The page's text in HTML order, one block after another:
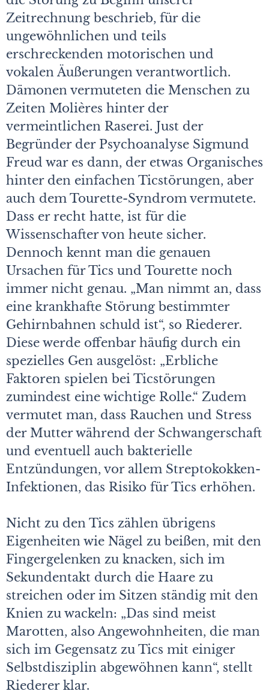
Zeitrechnung beschrieb, für die
ungewöhnlichen und teils
erschreckenden motorischen und
vokalen Äußerungen verantwortlich.
Dämonen vermuteten die Menschen zu
Zeiten Molières hinter der
vermeintlichen Raserei. Just der
Begründer der Psychoanalyse Sigmund
Freud war es dann, der etwas Organisches
hinter den einfachen Ticstörungen, aber
auch dem Tourette-Syndrom vermutete.
Dass er recht hatte, ist für die
Wissenschafter von heute sicher.
Dennoch kennt man die genauen
Ursachen für Tics und Tourette noch
immer nicht genau. „Man nimmt an, dass
eine krankhafte Störung bestimmter
Gehirnbahnen schuld ist“, so Riederer.
Diese werde offenbar häufig durch ein
spezielles Gen ausgelöst: „Erbliche
Faktoren spielen bei Ticstörungen
zumindest eine wichtige Rolle.“ Zudem
vermutet man, dass Rauchen und Stress
der Mutter während der Schwangerschaft
und eventuell auch bakterielle
Entzündungen, vor allem Streptokokken-
Infektionen, das Risiko für Tics erhöhen.
Nicht zu den Tics zählen übrigens
Eigenheiten wie Nägel zu beißen, mit den
Fingergelenken zu knacken, sich im
Sekundentakt durch die Haare zu
streichen oder im Sitzen ständig mit den
Knien zu wackeln: „Das sind meist
Marotten, also Angewohnheiten, die man
sich im Gegensatz zu Tics mit einiger
Selbstdisziplin abgewöhnen kann“, stellt
Riederer klar.